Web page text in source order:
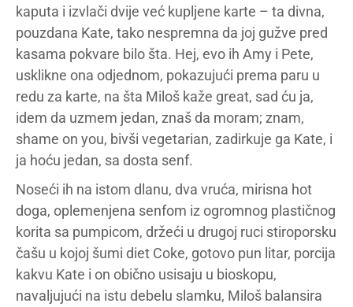
kaputa i izvlači dvije već kupljene karte – ta divna,
pouzdana Kate, tako nespremna da joj gužve pred
kasama pokvare bilo šta. Hej, evo ih Amy i Pete,
usklikne ona odjednom, pokazujući prema paru u
redu za karte, na šta Miloš kaže great, sad ću ja,
idem da uzmem jedan, znaš da moram; znam,
shame on you, bivši vegetarian, zadirkuje ga Kate, i
ja hoću jedan, sa dosta senf.
Noseći ih na istom dlanu, dva vruća, mirisna hot
doga, oplemenjena senfom iz ogromnog plastičnog
korita sa pumpicom, držeći u drugoj ruci stiroporsku
čašu u kojoj šumi diet Coke, gotovo pun litar, porcija
kakvu Kate i on obično usisaju u bioskopu,
navaljujući na istu debelu slamku, Miloš balansira